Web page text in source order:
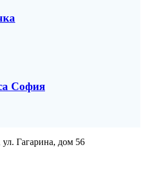
София
Гагарина, дом 56